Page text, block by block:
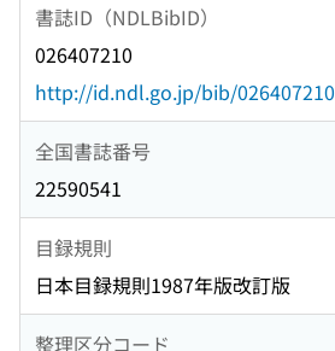
書誌ID（NDLBibID）
026407210
http://id.ndl.go.jp/bib/026407210
全国書誌番号
22590541
目録規則
日本目録規則1987年版改訂版
整理区分コード